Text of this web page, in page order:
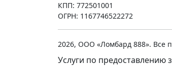
КПП: 772501001
ОГРН: 1167746522272
2026, ООО «Ломбард 888». Все
Услуги по